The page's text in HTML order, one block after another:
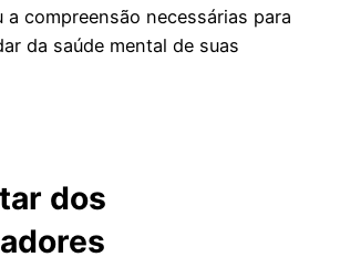
a compreensão necessárias para
da saúde mental de suas
dos